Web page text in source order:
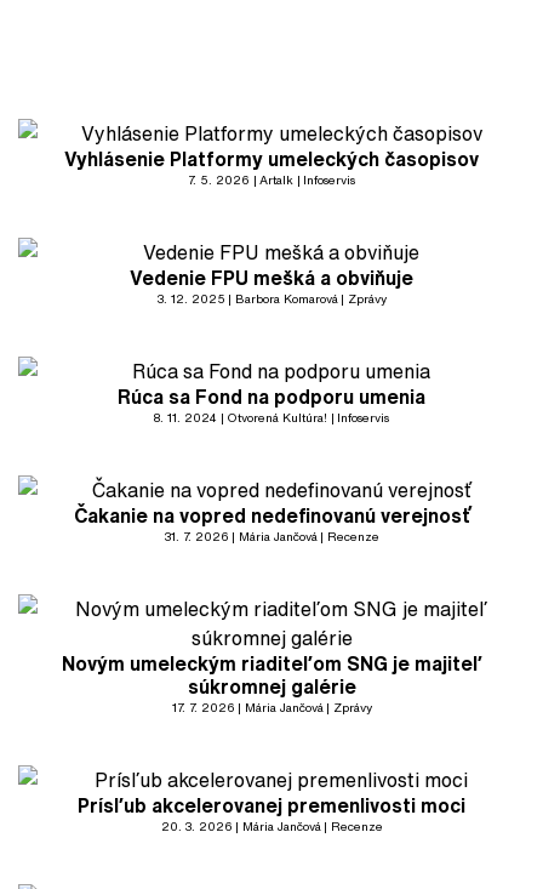
Vyhlásenie Platformy umeleckých časopisov
7. 5. 2026 Artalk Infoservis
Vedenie FPU mešká a obviňuje
3. 12. 2025 Barbora Komarová Zprávy
Rúca sa Fond na podporu umenia
8. 11. 2024 Otvorená Kultúra! Infoservis
Čakanie na vopred nedefinovanú verejnosť
31. 7. 2026 Mária Jančová Recenze
Novým umeleckým riaditeľom SNG je majiteľ
súkromnej galérie
17. 7. 2026 Mária Jančová Zprávy
Prísľub akcelerovanej premenlivosti moci
20. 3. 2026 Mária Jančová Recenze